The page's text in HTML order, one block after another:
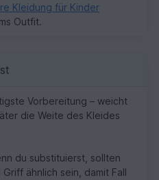
Kleidung für Kinder
Outfit.
Vorbereitung – weicht
die Weite des Kleides
du substituierst, sollten
ähnlich sein, damit Fall